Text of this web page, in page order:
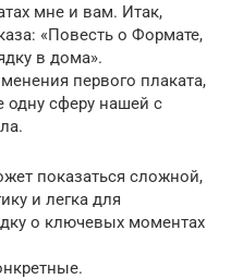
мне и вам. Итак,
«Повесть о Формате,
в дома».
первого плаката,
одну сферу нашей с
показаться сложной,
и легка для
о ключевых моментах